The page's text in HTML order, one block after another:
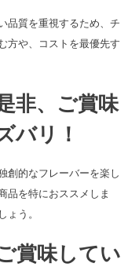
品質を重視するため、チ
方や、コストを最優先す
非、ご賞味
バリ！
創的なフレーバーを楽し
品を特におススメしま
う。
賞味してい